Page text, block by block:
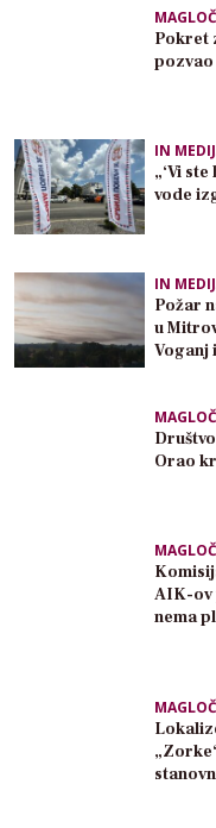
Pokret
pozvao
IN
„‘Vi
vode
IN
Požar
u
Voganj
Orao
AIK-ov
nema